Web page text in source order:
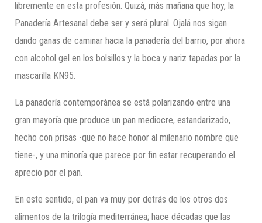
libremente en esta profesión. Quizá, más mañana que hoy, la
Panadería Artesanal debe ser y será plural. Ojalá nos sigan
dando ganas de caminar hacia la panadería del barrio, por ahora
con alcohol gel en los bolsillos y la boca y nariz tapadas por la
mascarilla KN95.
La panadería contemporánea se está polarizando entre una
gran mayoría que produce un pan mediocre, estandarizado,
hecho con prisas -que no hace honor al milenario nombre que
tiene-, y una minoría que parece por fin estar recuperando el
aprecio por el pan.
En este sentido, el pan va muy por detrás de los otros dos
alimentos de la trilogía mediterránea; hace décadas que las